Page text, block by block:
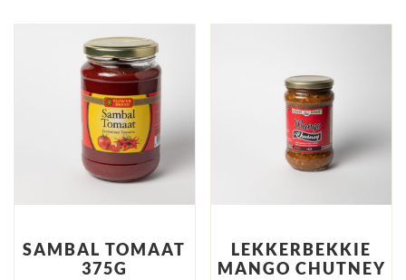
SAMBAL TOMAAT
375G
LEKKERBEKKIE
MANGO CHUTNEY